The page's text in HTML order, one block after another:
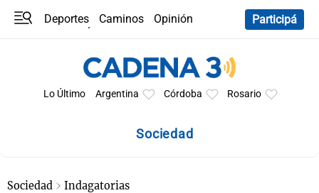
Deportes Caminos
Opinión
Participá
Lo Último Argentina Córdoba Rosario
Sociedad
Sociedad Indagatorias